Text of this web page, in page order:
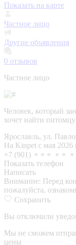
Показать на карте
Частное лицо
Другие объявления
0 отзывов
Частное лицо
Человек, который
хочет найти
Ярославль, ул.
На Kinpet c мая 2026
+7 (901) ⚬⚬⚬ ⚬⚬
Показать телефон
Написать
Внимание: Перед
пожалуйста,
Сохранить
Вы отключили
Мы не сможем
цены